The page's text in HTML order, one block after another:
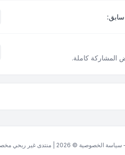
سابق:
| منتدى غير ربحي مخصص للغة العربية